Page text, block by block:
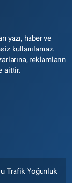
yazı, haber ve
kullanılamaz.
reklamların
aittir.
Trafik Yoğunluk